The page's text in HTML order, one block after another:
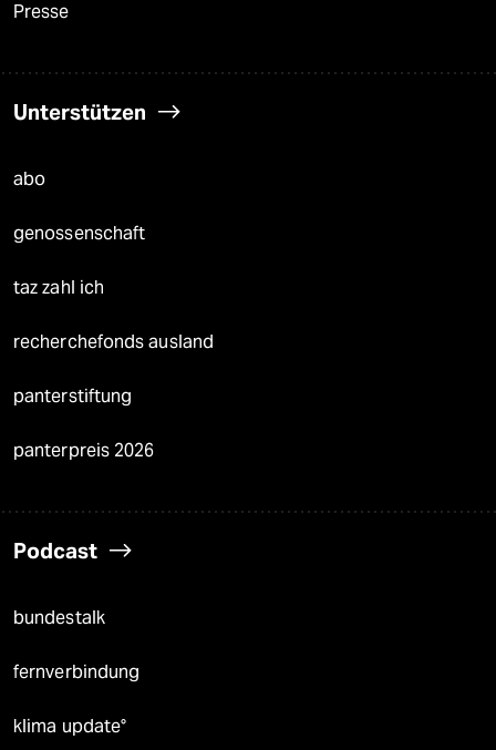
Presse
Unterstützen
abo
genossenschaft
taz zahl ich
recherchefonds ausland
panterstiftung
panterpreis 2026
Podcast
bundestalk
fernverbindung
klima update°